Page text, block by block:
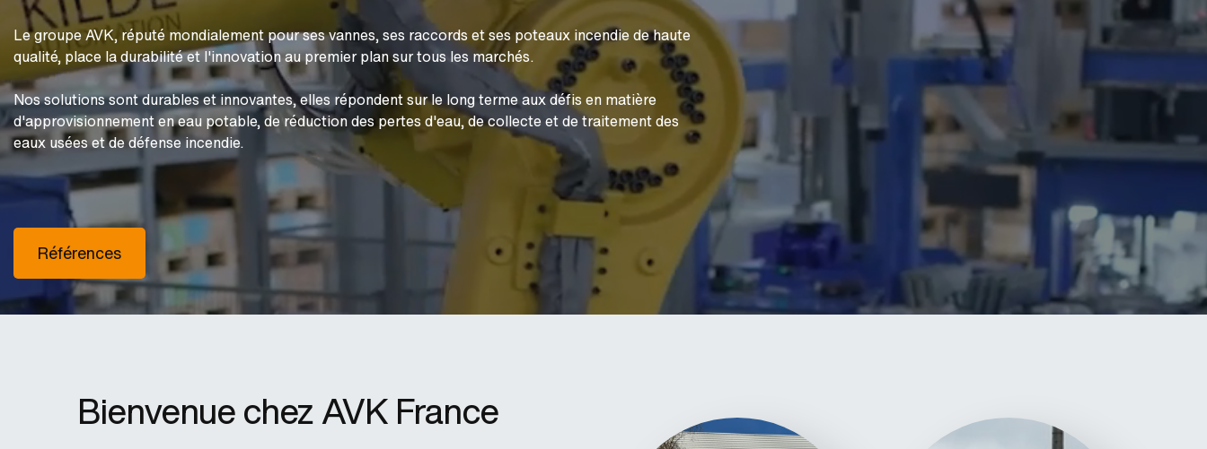
Le groupe AVK, réputé mondialement pour ses vannes, ses raccords et ses poteaux incendie de haute
qualité, place la durabilité et l'innovation au premier plan sur tous les marchés.
Nos solutions sont durables et innovantes, elles répondent sur le long terme aux défis en matière
d'approvisionnement en eau potable, de réduction des pertes d'eau, de collecte et de traitement des
eaux usées et de défense incendie.
Références
Bienvenue chez AVK France